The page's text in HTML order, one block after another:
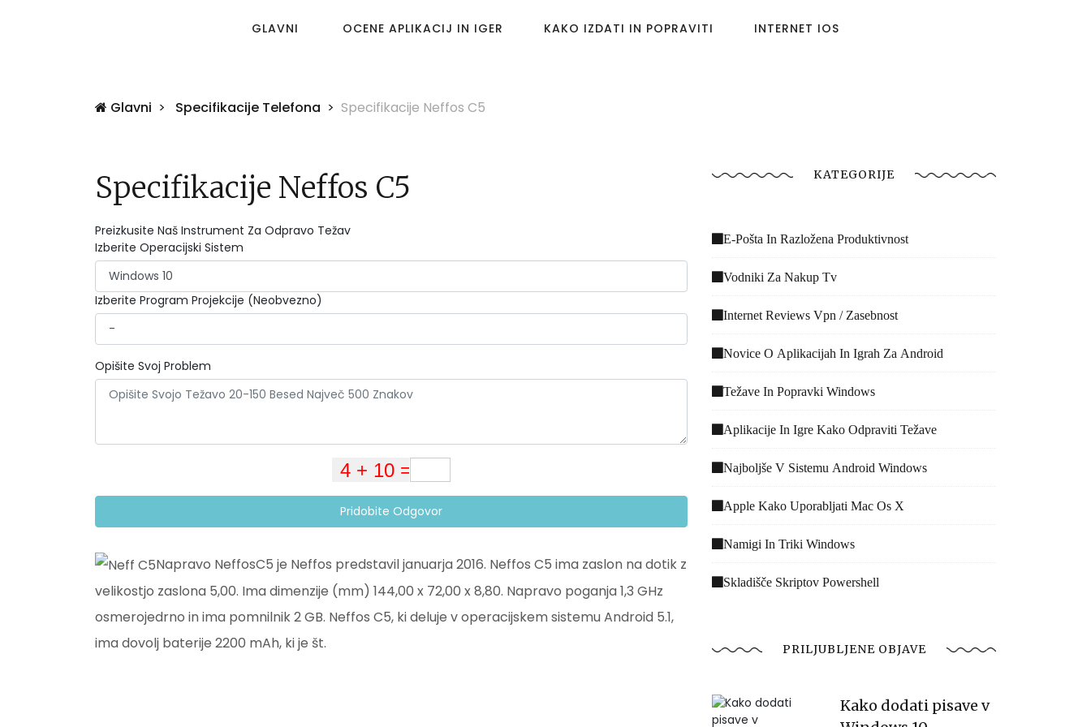
GLAVNI OCENE APLIKACIJ IN IGER KAKO IZDATI IN POPRAVITI INTERNET IOS
Glavni Specifikacije Telefona Specifikacije Neffos C5
Specifikacije Neffos C5
Preizkusite Naš Instrument Za Odpravo Težav
Izberite Operacijski Sistem
Izberite Program Projekcije (Neobvezno)
Opišite Svoj Problem
Pridobite Odgovor
Napravo NeffosC5 je Neffos predstavil januarja 2016. Neffos C5 ima zaslon na dotik z
velikostjo zaslona 5,00. Ima dimenzije (mm) 144,00 x 72,00 x 8,80. Napravo poganja 1,3 GHz
osmerojedrno in ima pomnilnik 2 GB. Neffos C5, ki deluje v operacijskem sistemu Android 5.1,
ima dovolj baterije 2200 mAh, ki je št.
KATEGORIJE
E-Pošta In Razložena Produktivnost
Vodniki Za Nakup Tv
Internet Reviews Vpn / Zasebnost
Novice O Aplikacijah In Igrah Za Android
Težave In Popravki Windows
Aplikacije In Igre Kako Odpraviti Težave
Najboljše V Sistemu Android Windows
Apple Kako Uporabljati Mac Os X
Namigi In Triki Windows
Skladišče Skriptov Powershell
PRILJUBLJENE OBJAVE
Kako dodati pisave v